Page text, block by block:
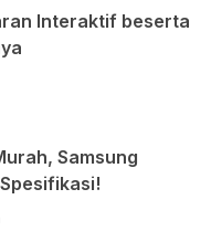
Interaktif beserta
Samsung